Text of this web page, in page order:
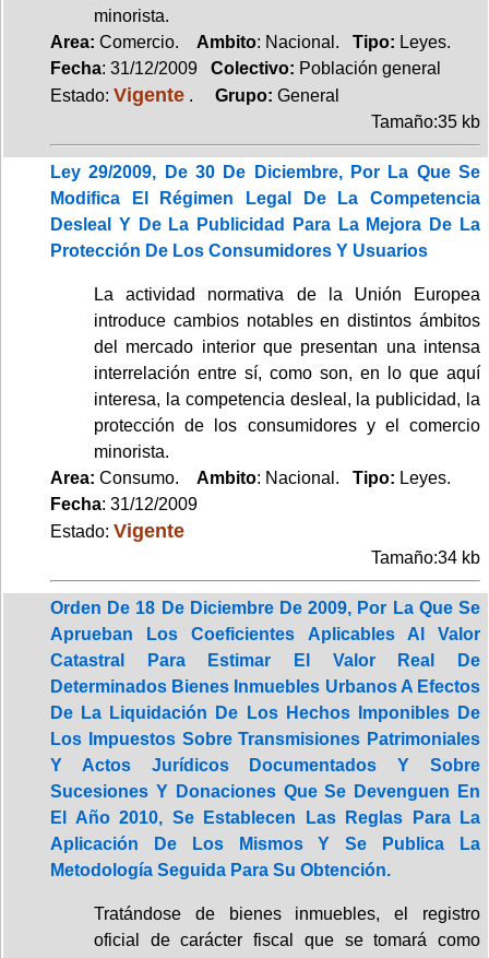
minorista.
Area: Comercio. Ambito: Nacional. Tipo: Leyes.
Fecha: 31/12/2009 Colectivo: Población general
Estado: Vigente . Grupo: General
Tamaño:35 kb
Ley 29/2009, De 30 De Diciembre, Por La Que Se
Modifica El Régimen Legal De La Competencia
Desleal Y De La Publicidad Para La Mejora De La
Protección De Los Consumidores Y Usuarios
La actividad normativa de la Unión Europea
introduce cambios notables en distintos ámbitos
del mercado interior que presentan una intensa
interrelación entre sí, como son, en lo que aquí
interesa, la competencia desleal, la publicidad, la
protección de los consumidores y el comercio
minorista.
Area: Consumo. Ambito: Nacional. Tipo: Leyes.
Fecha: 31/12/2009
Estado: Vigente
Tamaño:34 kb
Orden De 18 De Diciembre De 2009, Por La Que Se
Aprueban Los Coeficientes Aplicables Al Valor
Catastral Para Estimar El Valor Real De
Determinados Bienes Inmuebles Urbanos A Efectos
De La Liquidación De Los Hechos Imponibles De
Los Impuestos Sobre Transmisiones Patrimoniales
Y Actos Jurídicos Documentados Y Sobre
Sucesiones Y Donaciones Que Se Devenguen En
El Año 2010, Se Establecen Las Reglas Para La
Aplicación De Los Mismos Y Se Publica La
Metodología Seguida Para Su Obtención.
Tratándose de bienes inmuebles, el registro
oficial de carácter fiscal que se tomará como